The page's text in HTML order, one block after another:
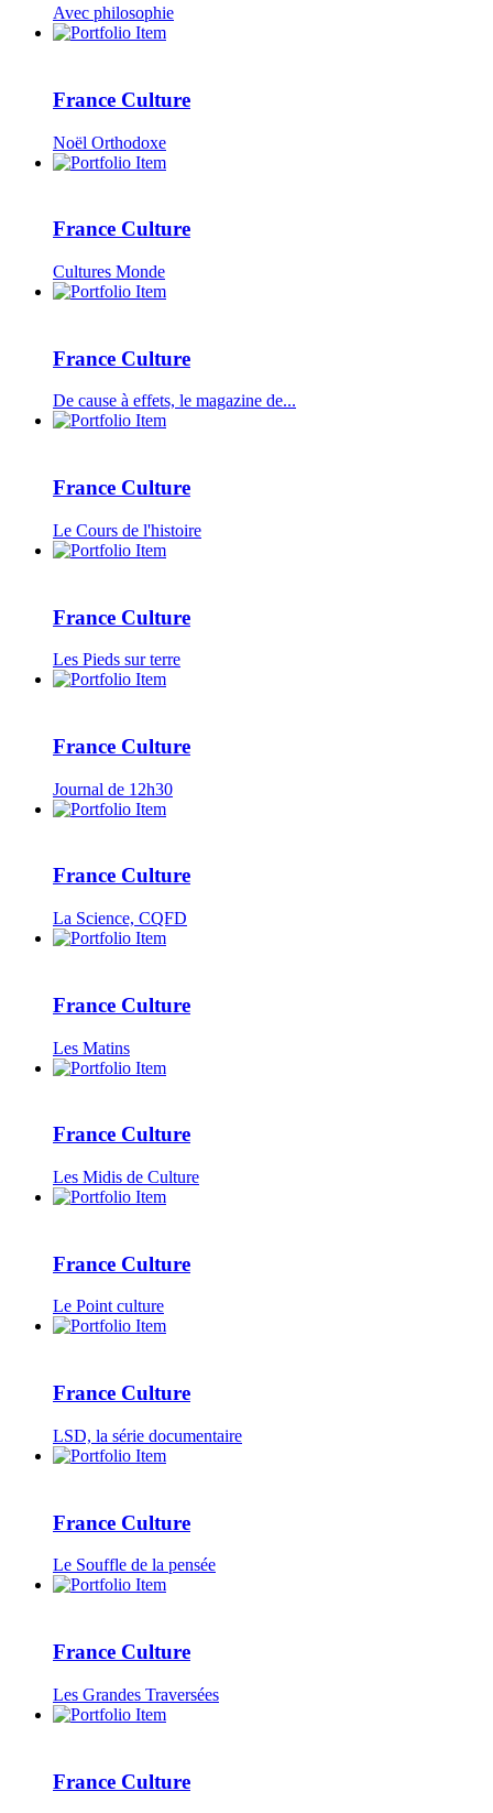
Avec philosophie
France Culture
Noël Orthodoxe
France Culture
Cultures Monde
France Culture
De cause à effets, le magazine de...
France Culture
Le Cours de l'histoire
France Culture
Les Pieds sur terre
France Culture
Journal de 12h30
France Culture
La Science, CQFD
France Culture
Les Matins
France Culture
Les Midis de Culture
France Culture
Le Point culture
France Culture
LSD, la série documentaire
France Culture
Le Souffle de la pensée
France Culture
Les Grandes Traversées
France Culture